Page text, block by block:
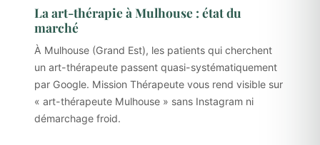
La art-thérapie à Mulhouse : état du
marché
À Mulhouse (Grand Est), les patients qui cherchent
un art-thérapeute passent quasi-systématiquement
par Google. Mission Thérapeute vous rend visible sur
« art-thérapeute Mulhouse » sans Instagram ni
démarchage froid.